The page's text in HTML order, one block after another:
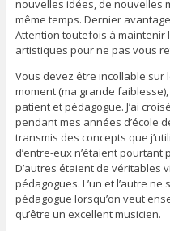
nouvelles idées, de nouvelles
même temps. Dernier
Attention toutefois à maintenir
artistiques pour ne pas vous
Vous devez être incollable sur
moment (ma grande
patient et pédagogue. J’ai
pendant mes années d’école
transmis des concepts que
d’entre-eux n’étaient
D’autres étaient de véritables
pédagogues. L’un et l’autre
pédagogue lorsqu’on veut
qu’être un excellent musicien.